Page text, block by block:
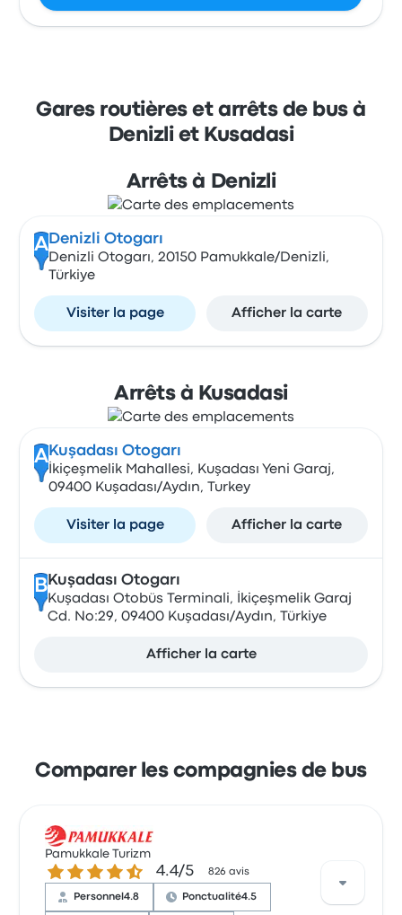
Gares routières et arrêts de bus à
Denizli et Kusadasi
Arrêts à Denizli
A Denizli Otogarı
Denizli Otogarı, 20150 Pamukkale/Denizli,
Türkiye
Visiter la page Afficher la carte
Arrêts à Kusadasi
A Kuşadası Otogarı
İkiçeşmelik Mahallesi, Kuşadası Yeni Garaj,
09400 Kuşadası/Aydın, Turkey
Visiter la page Afficher la carte
B Kuşadası Otogarı
Kuşadası Otobüs Terminali, İkiçeşmelik Garaj
Cd. No:29, 09400 Kuşadası/Aydın, Türkiye
Afficher la carte
Comparer les compagnies de bus
Pamukkale Turizm
4.4 sur 5 étoiles 4.4/5 826 avis
Personnel4.8 Ponctualité4.5